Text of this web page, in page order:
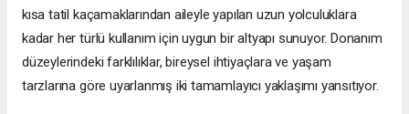
kısa tatil kaçamaklarından aileyle yapılan uzun yolculuklara
kadar her türlü kullanım için uygun bir altyapı sunuyor. Donanım
düzeylerindeki farklılıklar, bireysel ihtiyaçlara ve yaşam
tarzlarına göre uyarlanmış iki tamamlayıcı yaklaşımı yansıtıyor.